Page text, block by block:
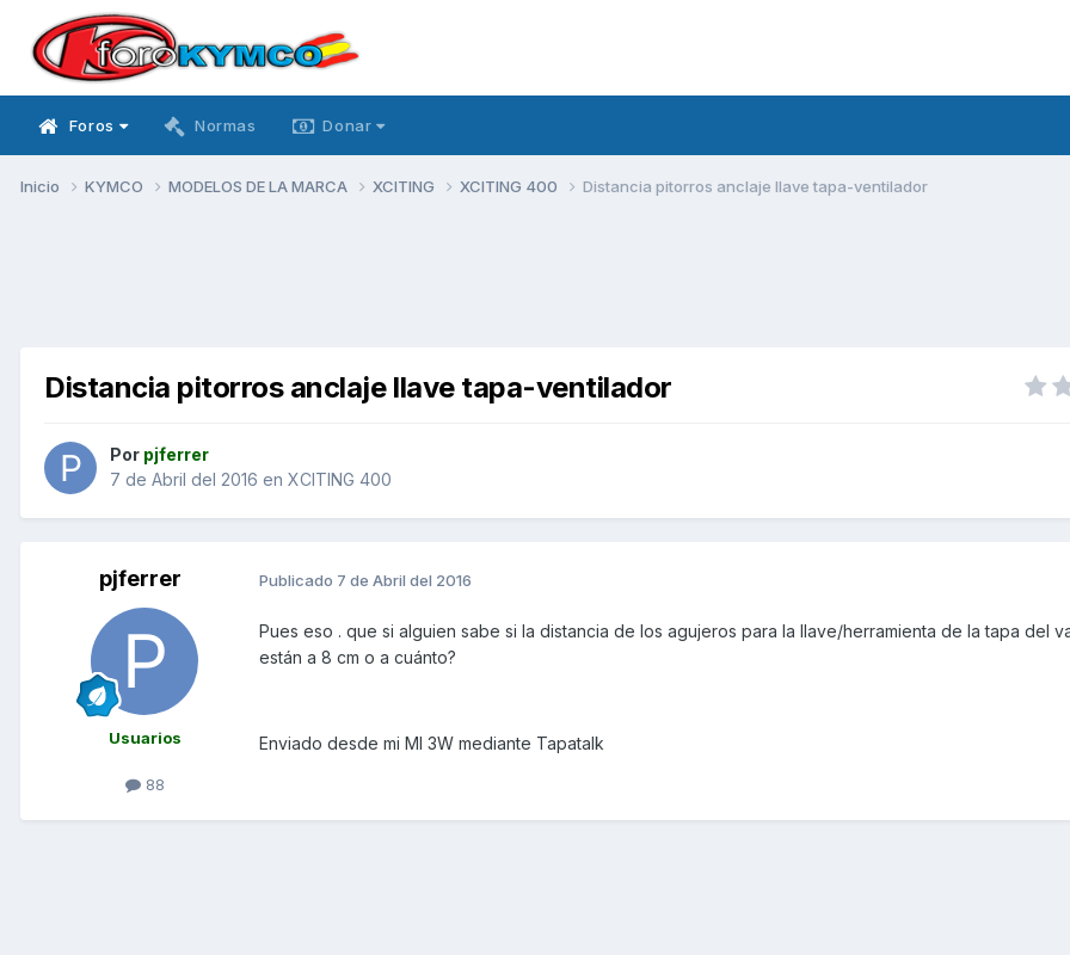
Foros Normas Donar
Inicio KYMCO MODELOS DE LA MARCA XCITING XCITING 400 Distancia pitorros anclaje llave tapa-ventilador
Distancia pitorros anclaje llave tapa-ventilador
Por pjferrer
7 de Abril del 2016 en XCITING 400
pjferrer
Usuarios
88
Publicado 7 de Abril del 2016
Pues eso . que si alguien sabe si la distancia de los agujeros para la llave/herramienta de la tapa del
están a 8 cm o a cuánto?
Enviado desde mi MI 3W mediante Tapatalk